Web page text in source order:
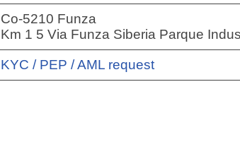
Co-5210 Funza
Km 1 5 Via Funza Siberia Parque
KYC / PEP / AML request